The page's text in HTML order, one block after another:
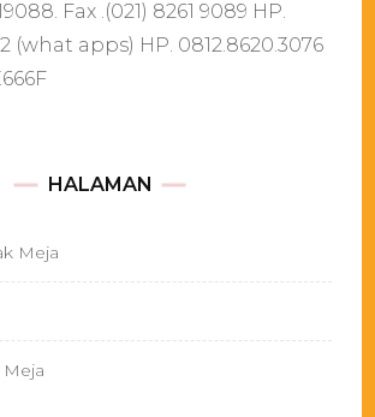
Fax .(021) 8261 9089 HP.
(what apps) HP. 0812.8620.3076
HALAMAN
Meja